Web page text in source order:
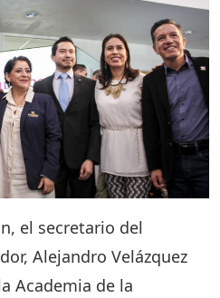
el secretario del
Alejandro Velázquez
Academia de la